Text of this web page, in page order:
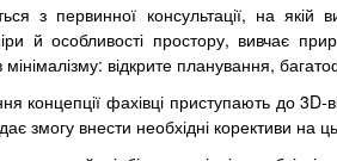
з первинної консультації, на
й особливості простору, вивчає
відкрите планування,
концепції фахівці приступають до 3D-
дає змогу внести необхідні корективи